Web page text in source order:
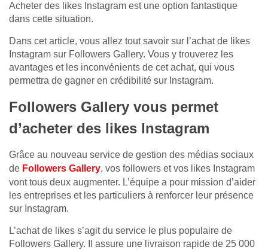
Acheter des likes Instagram est une option fantastique
dans cette situation.
Dans cet article, vous allez tout savoir sur l’achat de likes
Instagram sur Followers Gallery. Vous y trouverez les
avantages et les inconvénients de cet achat, qui vous
permettra de gagner en crédibilité sur Instagram.
Followers Gallery vous permet
d’acheter des likes Instagram
Grâce au nouveau service de gestion des médias sociaux
de Followers Gallery, vos followers et vos likes Instagram
vont tous deux augmenter. L’équipe a pour mission d’aider
les entreprises et les particuliers à renforcer leur présence
sur Instagram.
L’achat de likes s’agit du service le plus populaire de
Followers Gallery. Il assure une livraison rapide de 25 000